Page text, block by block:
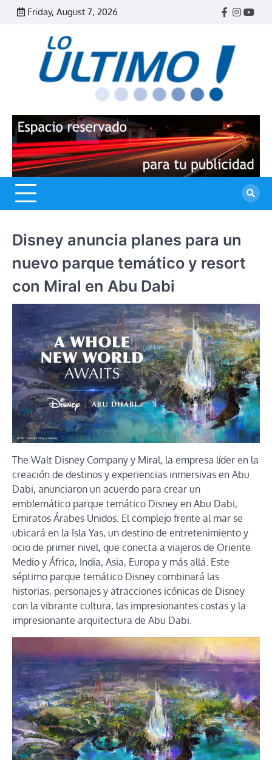
Skip
Friday, August 7, 2026
Facebook
Disney anuncia planes para un
nuevo parque temático y resort
con Miral en Abu Dabi
The Walt Disney Company y Miral, la empresa líder en la
creación de destinos y experiencias inmersivas en Abu
Dabi, anunciaron un acuerdo para crear un
emblemático parque temático Disney en Abu Dabi,
Emiratos Árabes Unidos. El complejo frente al mar se
ubicará en la Isla Yas, un destino de entretenimiento y
ocio de primer nivel, que conecta a viajeros de Oriente
Medio y África, India, Asia, Europa y más allá. Este
séptimo parque temático Disney combinará las
historias, personajes y atracciones icónicas de Disney
con la vibrante cultura, las impresionantes costas y la
impresionante arquitectura de Abu Dabi.